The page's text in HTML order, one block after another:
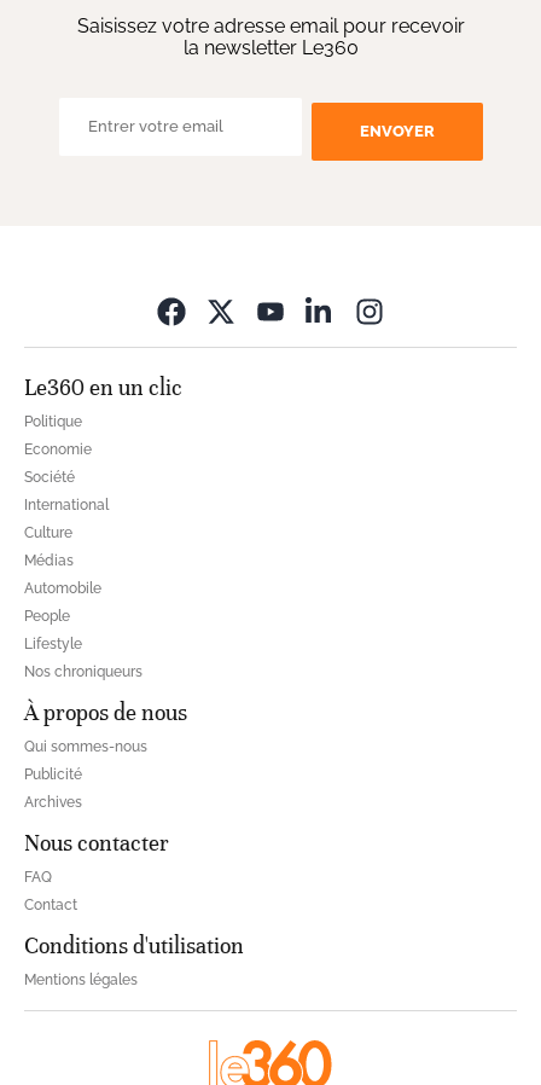
Saisissez votre adresse email pour recevoir
la newsletter Le360
ENVOYER
Le360 en un clic
Politique
Economie
Société
International
Culture
Médias
Automobile
People
Lifestyle
Nos chroniqueurs
À propos de nous
Qui sommes-nous
Publicité
Archives
Nous contacter
FAQ
Contact
Conditions d'utilisation
Mentions légales